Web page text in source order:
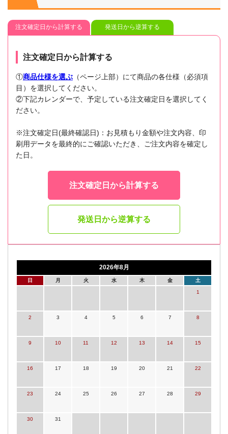
注文確定日から計算する 発送日から逆算する
注文確定日から計算する
①商品仕様を選ぶ （ページ上部）にて商品の各仕様（必須項
目）を選択してください。
②下記カレンダーで、予定している注文確定日を選択してく
ださい。
※注文確定日(最終確認日)：お見積もり金額や注文内容、印
刷用データを最終的にご確認いただき、ご注文内容を確定し
た日。
注文確定日から計算する
発送日から逆算する
2026年8月
日 月 火 水 木 金 土
1
2 3 4 5 6 7 8
9 10 11 12 13 14 15
16 17 18 19 20 21 22
23 24 25 26 27 28 29
30 31